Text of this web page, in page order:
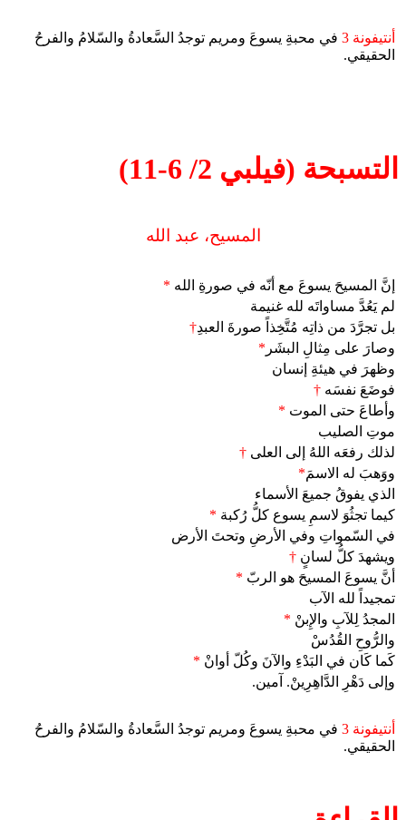
أنتيفونة 3
في محبةِ يسوعَ ومريم توجدُ السَّعادةُ والسّلامُ والفرحُ
الحقيقي.
التسبحة (فيلبي 2/ 6-11)
المسيح، عبد الله
إنَّ المسيحَ يسوعَ مع أنّه في صورةِ الله *
لم يَعُدَّ مساواتَه لله غنيمة
بل تجرَّدَ من ذاتِه مُتَّخِذاً صورةَ العبدِ†
وصارَ على مِثالِ البشَر *
وظهرَ في هيئةِ إنسان
فوضَعَ نفسَه †
وأطاعَ حتى الموت *
موتِ الصليب
لذلك رفعَه اللهُ إلى العلى †
ووَهبَ له الاسمَ*
الذي يفوقُ جميعَ الأسماء
كيما تجثُوَ لاسمِ يسوع كلُّ رُكبة *
في السّمواتِ وفي الأرضِ وتحتَ الأرض
ويشهدَ كلُّ لسانٍ †
أنَّ يسوعَ المسيحَ هو الربّ *
تمجيداً لله الآب
المجدُ لِلآبِ والإِبنْ *
والرُّوحِ القُدُسْ
كَما كَان في البَدْءِ والآنَ وكُلّ أوانْ *
وإلى دَهْرِ الدَّاهِرِينْ. آمين.
أنتيفونة 3
في محبةِ يسوعَ ومريم توجدُ السَّعادةُ والسّلامُ والفرحُ
الحقيقي.